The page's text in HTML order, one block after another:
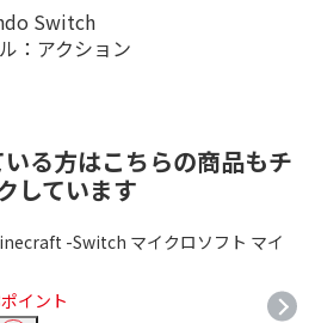
Switch
アクション
る方はこちらの商品もチ
しています
-Switch マイクロソフト マイ
イント